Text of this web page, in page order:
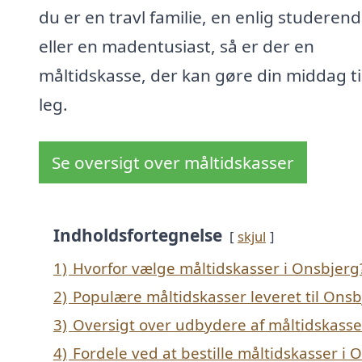
du er en travl familie, en enlig
eller en madentusiast, så er der en
måltidskasse, der kan gøre din middag
leg.
Se oversigt over måltidskasser
Indholdsfortegnelse skjul
1) Hvorfor vælge måltidskasser i
2) Populære måltidskasser leveret til
3) Oversigt over udbydere af
4) Fordele ved at bestille måltidskasser i